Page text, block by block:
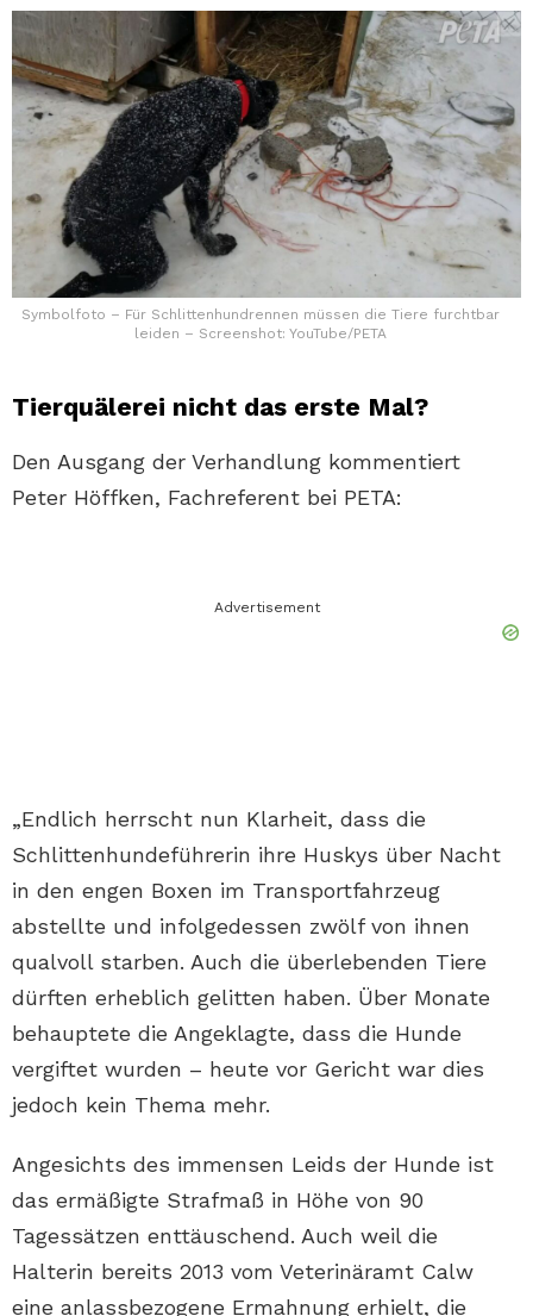
Symbolfoto – Für Schlittenhundrennen müssen die Tiere furchtbar
leiden – Screenshot: YouTube/PETA
Tierquälerei nicht das erste Mal?
Den Ausgang der Verhandlung kommentiert
Peter Höffken, Fachreferent bei PETA:
Advertisement
„Endlich herrscht nun Klarheit, dass die
Schlittenhundeführerin ihre Huskys über Nacht
in den engen Boxen im Transportfahrzeug
abstellte und infolgedessen zwölf von ihnen
qualvoll starben. Auch die überlebenden Tiere
dürften erheblich gelitten haben. Über Monate
behauptete die Angeklagte, dass die Hunde
vergiftet wurden – heute vor Gericht war dies
jedoch kein Thema mehr.
Angesichts des immensen Leids der Hunde ist
das ermäßigte Strafmaß in Höhe von 90
Tagessätzen enttäuschend. Auch weil die
Halterin bereits 2013 vom Veterinäramt Calw
eine anlassbezogene Ermahnung erhielt, die